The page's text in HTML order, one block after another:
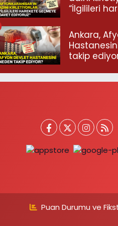
“İlgilileri
ediyoruz”
Ankara,
takip
Puan Durumu ve